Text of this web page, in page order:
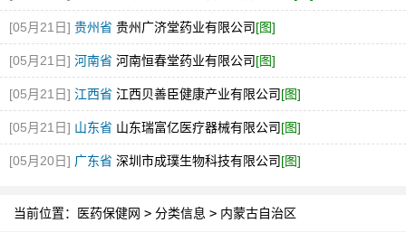
[05月21日] 贵州省 贵州广济堂药业有限公司[图]
[05月21日] 河南省 河南恒春堂药业有限公司[图]
[05月21日] 江西省 江西贝善臣健康产业有限公司[图]
[05月21日] 山东省 山东瑞富亿医疗器械有限公司[图]
[05月20日] 广东省 深圳市成璞生物科技有限公司[图]
当前位置： 医药保健网 > 分类信息 > 内蒙古自治区